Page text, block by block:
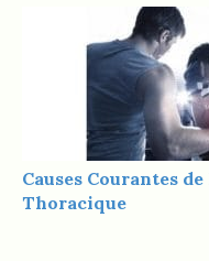
Causes Courantes
Thoracique